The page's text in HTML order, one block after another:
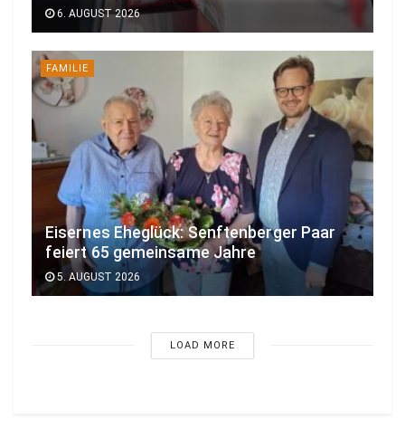
6. AUGUST 2026
FAMILIE
Eisernes Eheglück: Senftenberger Paar
feiert 65 gemeinsame Jahre
5. AUGUST 2026
LOAD MORE